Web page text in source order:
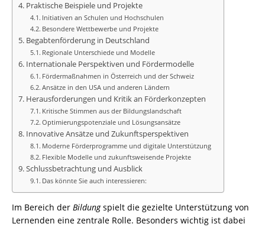
Praktische Beispiele und Projekte
Initiativen an Schulen und Hochschulen
Besondere Wettbewerbe und Projekte
Begabtenförderung in Deutschland
Regionale Unterschiede und Modelle
Internationale Perspektiven und Fördermodelle
Fördermaßnahmen in Österreich und der Schweiz
Ansätze in den USA und anderen Ländern
Herausforderungen und Kritik an Förderkonzepten
Kritische Stimmen aus der Bildungslandschaft
Optimierungspotenziale und Lösungsansätze
Innovative Ansätze und Zukunftsperspektiven
Moderne Förderprogramme und digitale Unterstützung
Flexible Modelle und zukunftsweisende Projekte
Schlussbetrachtung und Ausblick
Das könnte Sie auch interessieren:
Im Bereich der Bildungspielt die gezielte Unterstützung von
Lernenden eine zentrale Rolle. Besonders wichtig ist dabei